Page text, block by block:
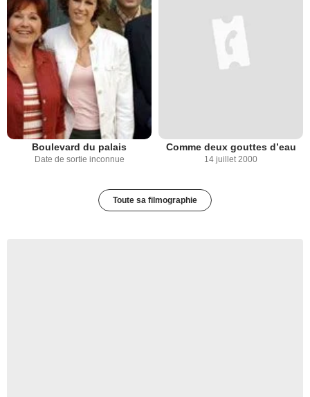
Boulevard du palais
Date de sortie inconnue
Comme deux gouttes d’eau
14 juillet 2000
Toute sa filmographie